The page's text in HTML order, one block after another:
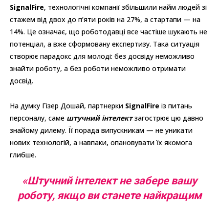
SignalFire, технологічні компанії збільшили найм людей зі
стажем від двох до п’яти років на 27%, а стартапи — на
14%. Це означає, що роботодавці все частіше шукають не
потенціал, а вже сформовану експертизу. Така ситуація
створює парадокс для молоді: без досвіду неможливо
знайти роботу, а без роботи неможливо отримати
досвід.
На думку Гізер Дошай, партнерки SignalFire із питань
персоналу, саме штучний інтелектзагострює цю давно
знайому дилему. Її порада випускникам — не уникати
нових технологій, а навпаки, опановувати їх якомога
глибше.
«Штучний інтелект не забере вашу
роботу, якщо ви станете найкращим